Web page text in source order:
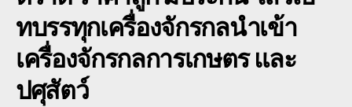
ทบรรทุกเครื่องจักรกลนำเข้า
เครื่องจักรกลการเกษตร และ
ปศุสัตว์